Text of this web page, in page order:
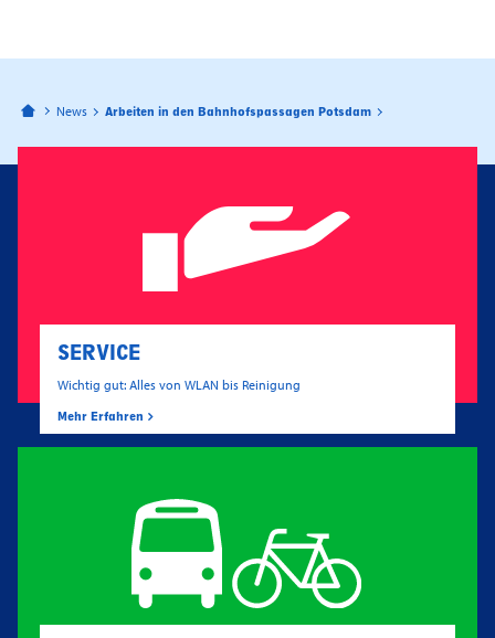
Bahnhofspassagen Potsdam
News Arbeiten in den Bahnhofspassagen Potsdam
SERVICE
Wichtig gut: Alles von WLAN bis Reinigung
Mehr Erfahren